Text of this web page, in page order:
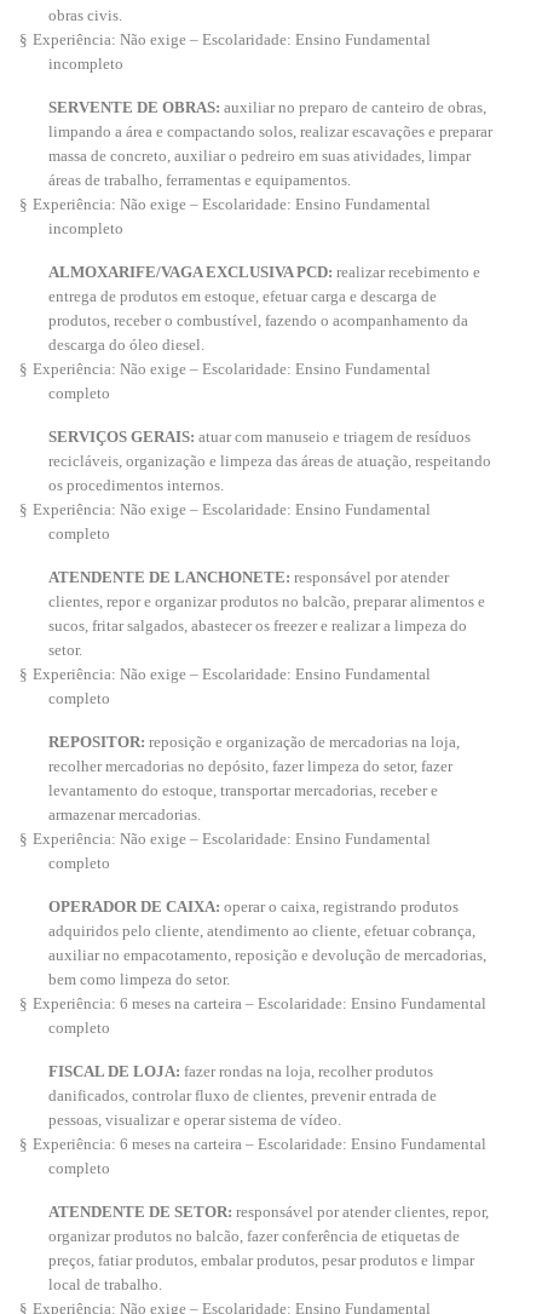
obras civis.
§ Experiência: Não exige – Escolaridade: Ensino Fundamental
incompleto
SERVENTE DE OBRAS:auxiliar no preparo de canteiro de obras,
limpando a área e compactando solos, realizar escavações e preparar
massa de concreto, auxiliar o pedreiro em suas atividades, limpar
áreas de trabalho, ferramentas e equipamentos.
§ Experiência: Não exige – Escolaridade: Ensino Fundamental
incompleto
ALMOXARIFE/VAGA EXCLUSIVA PCD:realizar recebimento e
entrega de produtos em estoque, efetuar carga e descarga de
produtos, receber o combustível, fazendo o acompanhamento da
descarga do óleo diesel.
§ Experiência: Não exige – Escolaridade: Ensino Fundamental
completo
SERVIÇOS GERAIS:atuar com manuseio e triagem de resíduos
recicláveis, organização e limpeza das áreas de atuação, respeitando
os procedimentos internos.
§ Experiência: Não exige – Escolaridade: Ensino Fundamental
completo
ATENDENTE DE LANCHONETE:responsável por atender
clientes, repor e organizar produtos no balcão, preparar alimentos e
sucos, fritar salgados, abastecer os freezer e realizar a limpeza do
setor.
§ Experiência: Não exige – Escolaridade: Ensino Fundamental
completo
REPOSITOR:reposição e organização de mercadorias na loja,
recolher mercadorias no depósito, fazer limpeza do setor, fazer
levantamento do estoque, transportar mercadorias, receber e
armazenar mercadorias.
§ Experiência: Não exige – Escolaridade: Ensino Fundamental
completo
OPERADOR DE CAIXA:operar o caixa, registrando produtos
adquiridos pelo cliente, atendimento ao cliente, efetuar cobrança,
auxiliar no empacotamento, reposição e devolução de mercadorias,
bem como limpeza do setor.
§ Experiência: 6 meses na carteira – Escolaridade: Ensino Fundamental
completo
FISCAL DE LOJA:fazer rondas na loja, recolher produtos
danificados, controlar fluxo de clientes, prevenir entrada de
pessoas, visualizar e operar sistema de vídeo.
§ Experiência: 6 meses na carteira – Escolaridade: Ensino Fundamental
completo
ATENDENTE DE SETOR:responsável por atender clientes, repor,
organizar produtos no balcão, fazer conferência de etiquetas de
preços, fatiar produtos, embalar produtos, pesar produtos e limpar
local de trabalho.
§ Experiência: Não exige – Escolaridade: Ensino Fundamental